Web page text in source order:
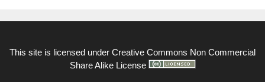
This site is licensed under Creative Commons Non Commercial
Share Alike License